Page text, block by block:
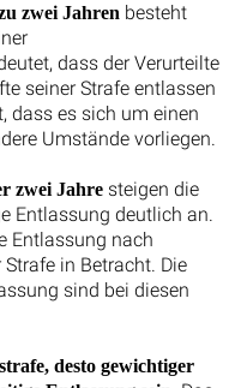
zwei Jahren besteht
dass der Verurteilte
seiner Strafe entlassen
dass es sich um einen
Umstände vorliegen.
zwei Jahre steigen die
Entlassung deutlich an.
Entlassung nach
in Betracht. Die
sind bei diesen
desto gewichtiger